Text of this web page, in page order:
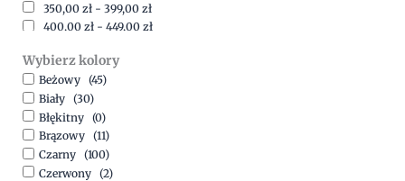
350,00 zł - 399,00 zł
400,00 zł - 449,00 zł
500,00zł-1500,00
Wybierz kolory
Beżowy (45)
Biały (30)
Błękitny (0)
Brązowy (11)
Czarny (100)
Czerwony (2)